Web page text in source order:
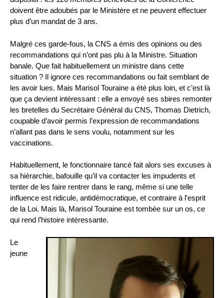
doivent être adoubés par le Ministère et ne peuvent effectuer
plus d’un mandat de 3 ans.
Malgré ces garde-fous, la CNS a émis des opinions ou des
recommandations qui n’ont pas plu à la Ministre. Situation
banale. Que fait habituellement un ministre dans cette
situation ? Il ignore ces recommandations ou fait semblant de
les avoir lues. Mais Marisol Touraine a été plus loin, et c’est là
que ça devient intéressant : elle a envoyé ses sbires remonter
les bretelles du Secrétaire Général du CNS, Thomas Dietrich,
coupable d’avoir permis l’expression de recommandations
n’allant pas dans le sens voulu, notamment sur les
vaccinations.
Habituellement, le fonctionnaire tancé fait alors ses excuses à
sa hiérarchie, bafouille qu’il va contacter les impudents et
tenter de les faire rentrer dans le rang, même si une telle
influence est ridicule, antidémocratique, et contraire à l’esprit
de la Loi. Mais là, Marisol Touraine est tombée sur un os, ce
qui rend l’histoire intéressante.
Le
jeune